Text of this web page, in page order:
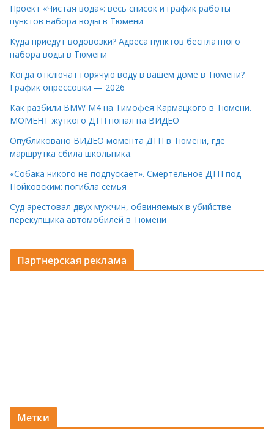
Проект «Чистая вода»: весь список и график работы
пунктов набора воды в Тюмени
Куда приедут водовозки? Адреса пунктов бесплатного
набора воды в Тюмени
Когда отключат горячую воду в вашем доме в Тюмени?
График опрессовки — 2026
Как разбили BMW M4 на Тимофея Кармацкого в Тюмени.
МОМЕНТ жуткого ДТП попал на ВИДЕО
Опубликовано ВИДЕО момента ДТП в Тюмени, где
маршрутка сбила школьника.
«Собака никого не подпускает». Смертельное ДТП под
Пойковским: погибла семья
Суд арестовал двух мужчин, обвиняемых в убийстве
перекупщика автомобилей в Тюмени
Партнерская реклама
Метки